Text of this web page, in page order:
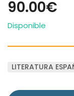
90.00€
Disponible
LITERATURA